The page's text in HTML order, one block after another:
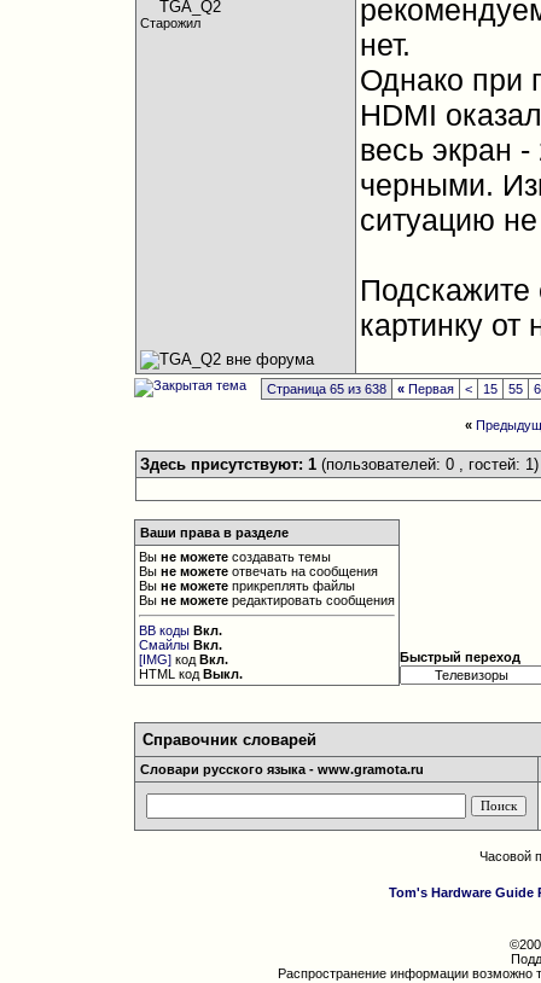
Старожил
нет.
Однако при
HDMI
весь экран
черными.
ситуацию
Подскажите
картинку от
Страница 65 из 638 « Первая < 15 55
«
Здесь присутствуют: 1 (пользователей: 0 , гостей: 1)
Ваши права в разделе
Выне можете создавать темы
Выне можете отвечать на сообщения
Выне можете прикреплять файлы
Выне можете редактировать сообщения
BB коды Вкл.
Смайлы Вкл.
[IMG] кодВкл.
HTML кодВыкл.
Быстрый переход
Справочник словарей
Словари русского языка - www.gramota.ru
Часовой
Tom's Hardware Guide
Распространение информации возможно